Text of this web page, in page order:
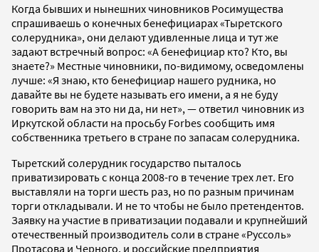
Когда бывших и нынешних чиновников Росимущества
спрашиваешь о конечных бенефициарах «Тыретского
солерудника», они делают удивленные лица и тут же
задают встречный вопрос: «А бенефициар кто? Кто, вы
знаете?» Местные чиновники, по-видимому, осведомлены
лучше: «Я знаю, кто бенефициар нашего рудника, но
давайте вы не будете называть его имени, а я не буду
говорить вам на это ни да, ни нет», — ответил чиновник из
Иркутской области на просьбу Forbes сообщить имя
собственника третьего в стране по запасам солерудника.
Тыретский солерудник государство пыталось
приватизировать с конца 2008-го в течение трех лет. Его
выставляли на торги шесть раз, но по разным причинам
торги откладывали. И не то чтобы не было претендентов.
Заявку на участие в приватизации подавали и крупнейший
отечественный производитель соли в стране «Руссоль»
Протасова и Черного, и российские предприятия